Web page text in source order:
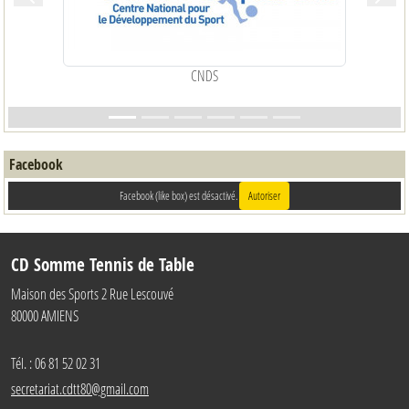
CNDS
Facebook
Facebook (like box) est désactivé. Autoriser
CD Somme Tennis de Table
Maison des Sports 2 Rue Lescouvé
80000AMIENS
Tél. :06 81 52 02 31
secretariat.cdtt80@gmail.com